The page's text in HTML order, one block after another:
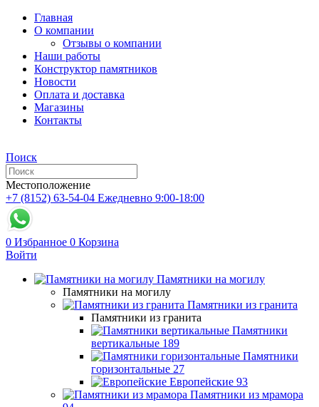
Главная
О компании
Отзывы о компании
Наши работы
Конструктор памятников
Новости
Оплата и доставка
Магазины
Контакты
Поиск
Местоположение
+7 (8152) 63-54-04 Ежедневно 9:00-18:00
0 Избранное 0 Корзина
Войти
Памятники на могилу
Памятники на могилу
Памятники из гранита
Памятники из гранита
Памятники
вертикальные 189
Памятники
горизонтальные 27
Европейские 93
Памятники из мрамора